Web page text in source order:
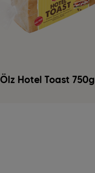
Ölz Hotel Toast 750g